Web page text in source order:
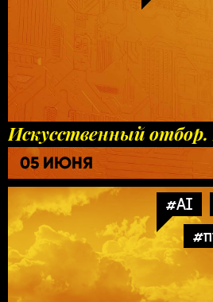
Искусственный
05 ИЮНЯ
#AI